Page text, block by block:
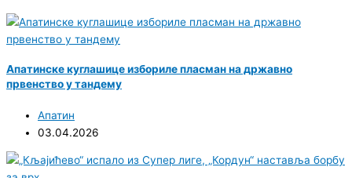
Апатинске куглашице избориле пласман на државно
првенство у тандему
Апатин
03.04.2026